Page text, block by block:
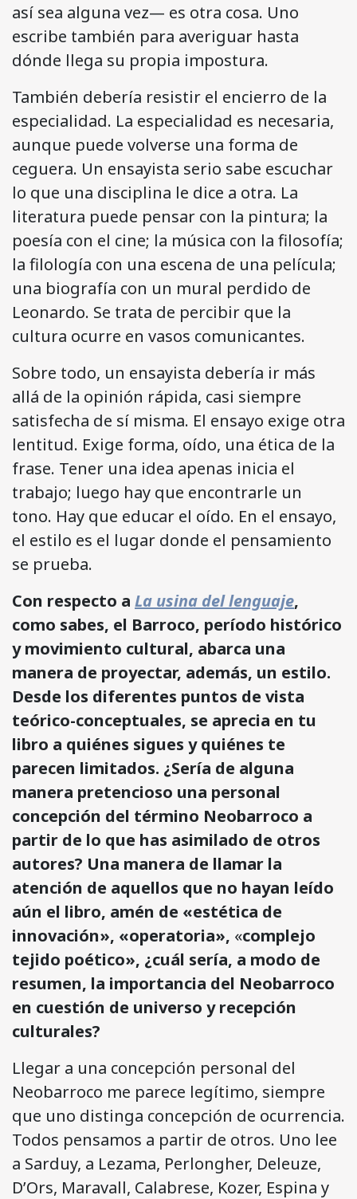
así sea alguna vez— es otra cosa. Uno
escribe también para averiguar hasta
dónde llega su propia impostura.
También debería resistir el encierro de la
especialidad. La especialidad es necesaria,
aunque puede volverse una forma de
ceguera. Un ensayista serio sabe escuchar
lo que una disciplina le dice a otra. La
literatura puede pensar con la pintura; la
poesía con el cine; la música con la filosofía;
la filología con una escena de una película;
una biografía con un mural perdido de
Leonardo. Se trata de percibir que la
cultura ocurre en vasos comunicantes.
Sobre todo, un ensayista debería ir más
allá de la opinión rápida, casi siempre
satisfecha de sí misma. El ensayo exige otra
lentitud. Exige forma, oído, una ética de la
frase. Tener una idea apenas inicia el
trabajo; luego hay que encontrarle un
tono. Hay que educar el oído. En el ensayo,
el estilo es el lugar donde el pensamiento
se prueba.
Con respecto a La usina del lenguaje,
como sabes, el Barroco, período histórico
y movimiento cultural, abarca una
manera de proyectar, además, un estilo.
Desde los diferentes puntos de vista
teórico-conceptuales, se aprecia en tu
libro a quiénes sigues y quiénes te
parecen limitados. ¿Sería de alguna
manera pretencioso una personal
concepción del término Neobarroco a
partir de lo que has asimilado de otros
autores? Una manera de llamar la
atención de aquellos que no hayan leído
aún el libro, amén de «estética de
innovación», «operatoria», «complejo
tejido poético», ¿cuál sería, a modo de
resumen, la importancia del Neobarroco
en cuestión de universo y recepción
culturales?
Llegar a una concepción personal del
Neobarroco me parece legítimo, siempre
que uno distinga concepción de ocurrencia.
Todos pensamos a partir de otros. Uno lee
a Sarduy, a Lezama, Perlongher, Deleuze,
D’Ors, Maravall, Calabrese, Kozer, Espina y